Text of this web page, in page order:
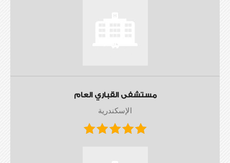
مستشفى القباري العام
الإسكندرية